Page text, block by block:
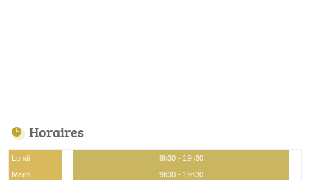
Horaires
Lundi
9h30 - 19h30
Mardi
9h30 - 19h30